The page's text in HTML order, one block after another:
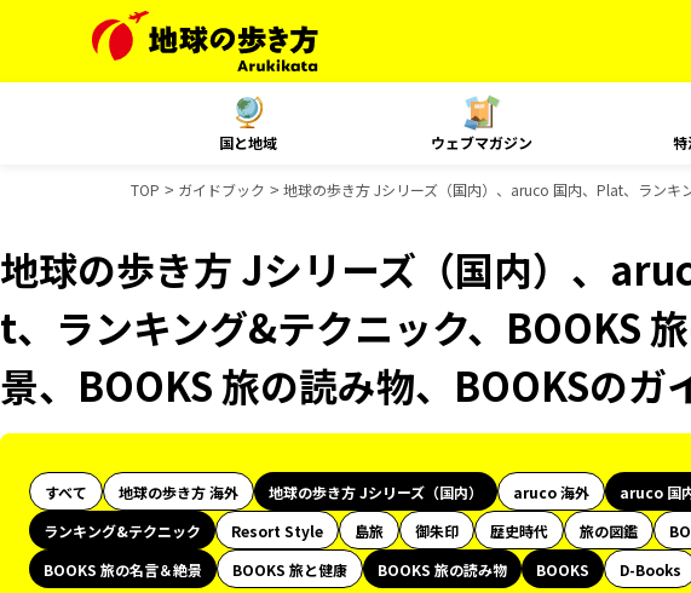
国と地域 ウェブマガジン 特
TOP ガイドブック 地球の歩き方 Jシリーズ（国内）、aruco 国内、Plat、ランキ
地球の歩き方 Jシリーズ（国内）、
t、ランキング&テクニック、BOOKS
景、BOOKS 旅の読み物、BOOKSのガ
すべて 地球の歩き方 海外 地球の歩き方 Jシリーズ（国内） aruco 海外 aruco 国
ランキング&テクニック
Resort Style 島旅 御朱印 歴史時代 旅の図鑑
BOOKS 旅の名言＆絶景
BOOKS 旅と健康 BOOKS 旅の読み物 BOOKS
D-Books